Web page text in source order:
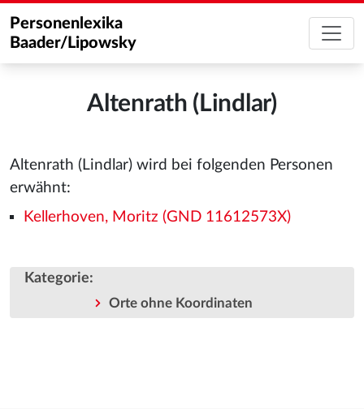
Personenlexika
Baader/Lipowsky
Altenrath (Lindlar)
Altenrath (Lindlar) wird bei folgenden Personen
erwähnt:
Kellerhoven, Moritz (GND 11612573X)
Kategorie:
Orte ohne Koordinaten